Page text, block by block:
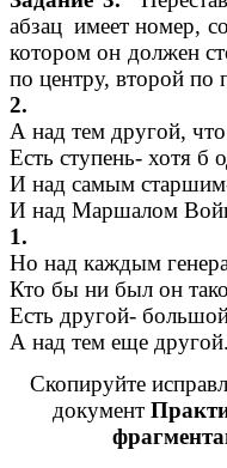
абзац имеет номер,
котором он должен
по центру, второй по
2.
А над тем другой,
Есть ступень- хотя б
И над самым
И над Маршалом
1.
Но над каждым
Кто бы ни был он
Есть другой-
А над тем еще другой.
Скопируйте
документ